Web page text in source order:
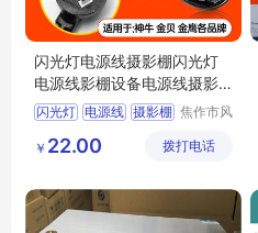
闪光灯电源线摄影棚闪光灯
电源线影棚设备电源线摄影
器材摄影
闪光灯 电源线 摄影棚 焦作市风
有限公司
￥ 22.00 拨打电话